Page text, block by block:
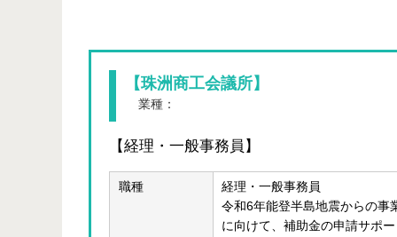
【珠洲商工会議所】
業種：
【経理・一般事務員】
職種
経理・一般事務員
令和6年能登半島地震からの事
に向けて、補助金の申請サポ